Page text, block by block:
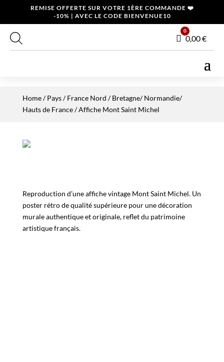
REMISE OFFERTE SUR VOTRE 1ÈRE COMMANDE ❤️
-10% | AVEC LE CODE BIENVENUE10
Panier
0
0,00€
Home/Pays/France Nord /Bretagne/ Normandie/
Hauts de France/ Affiche Mont Saint Michel
Reproduction d’une affiche vintage Mont Saint Michel. Un
poster rétro de qualité supérieure pour une décoration
murale authentique et originale, reflet du patrimoine
artistique français.